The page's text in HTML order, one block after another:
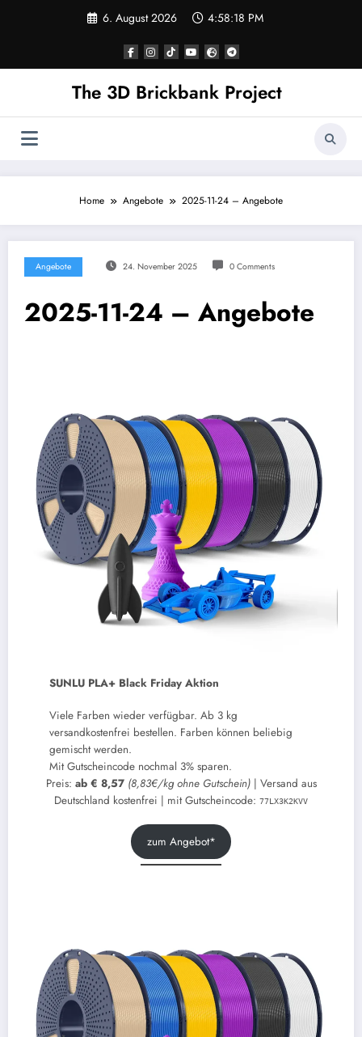
6. August 2026 4:58:18 PM
The 3D Brickbank Project
Home Angebote 2025-11-24 – Angebote
Angebote 24. November 2025 0 Comments
2025-11-24 – Angebote
SUNLU PLA+ Black Friday Aktion
Viele Farben wieder verfügbar. Ab 3 kg
versandkostenfrei bestellen. Farben können beliebig
gemischt werden.
Mit Gutscheincode nochmal 3% sparen.
Preis: ab € 8,57 (8,83€/kg ohne Gutschein)| Versand aus
Deutschland kostenfrei | mit Gutscheincode: 77LX3K2KVV
zum Angebot*